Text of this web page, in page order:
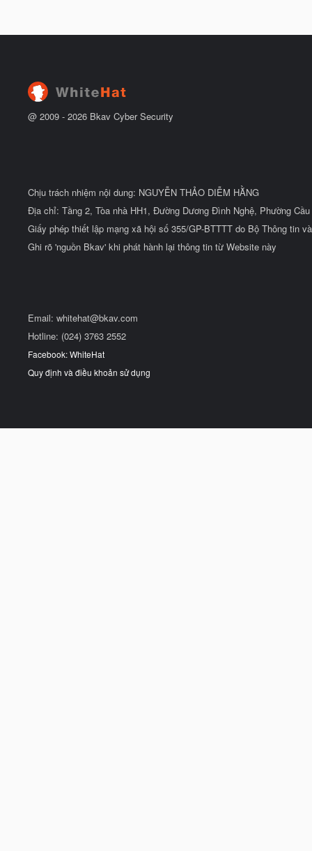
@ 2009 - 2026 Bkav Cyber Security
Chịu trách nhiệm nội dung: NGUYỄN THẢO DIỄM HẰNG
Địa chỉ: Tầng 2, Tòa nhà HH1, Đường Dương Đình Nghệ, Phường
Giấy phép thiết lập mạng xã hội số 355/GP-BTTTT do Bộ Thông tin
Ghi rõ 'nguồn Bkav' khi phát hành lại thông tin từ Website này
Email: whitehat@bkav.com
Hotline: (024) 3763 2552
Facebook: WhiteHat
Quy định và điều khoản sử dụng